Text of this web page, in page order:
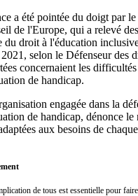
a été pointée du doigt par
de l'Europe, qui a relevé
du droit à l'éducation
selon le Défenseur des
concernaient les
de handicap.
engagée dans la
de handicap, dénonce
aux besoins de
de tous est essentielle pour